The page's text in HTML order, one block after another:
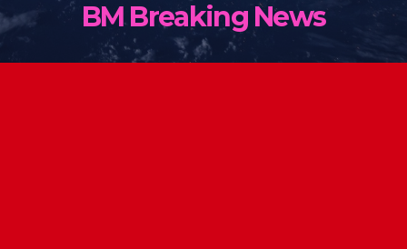
BM Breaking News